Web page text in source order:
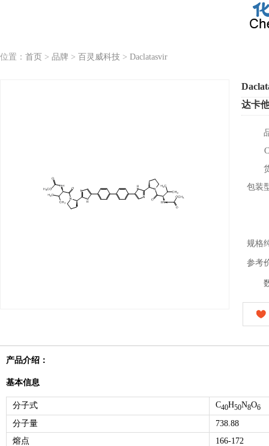
位置： 首页 > 品牌 > 百灵威科技 > Daclatasvir
达卡
包装
规格
参考
产品介绍：
基本信息
分子式 C40H50N8O6
分子量
738.88
熔点
166-172